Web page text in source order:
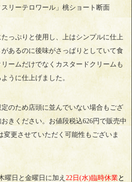
リーテロワール」桃ショート断面
っぷりと使用し、上はシンプルに仕上
あるのに後味がさっぱりとしていて食
ームだけでなくカスタードクリームも
うに仕上げました。
のため店頭に並んでいない場合もござ
きください。お値段税込626円で販売中
変更させていただく可能性もございま
曜日と金曜日に加え 22日(水)臨時休業と